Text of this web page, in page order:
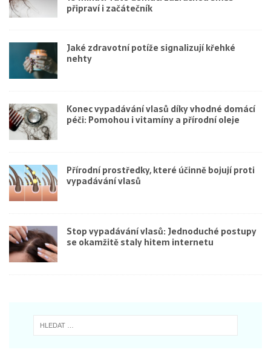
připraví i začátečník
Jaké zdravotní potíže signalizují křehké
nehty
Konec vypadávání vlasů díky vhodné domácí
péči: Pomohou i vitamíny a přírodní oleje
Přírodní prostředky, které účinně bojují proti
vypadávání vlasů
Stop vypadávání vlasů: Jednoduché postupy
se okamžitě staly hitem internetu